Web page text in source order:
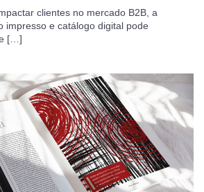
clientes no mercado B2B, a
impresso e catálogo digital pode
[…]